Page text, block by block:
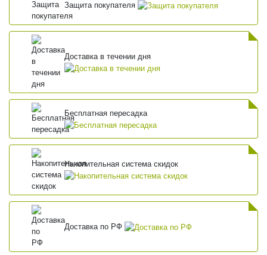
Защита покупателя
Доставка в течении дня
Бесплатная пересадка
Накопительная система скидок
Доставка по РФ